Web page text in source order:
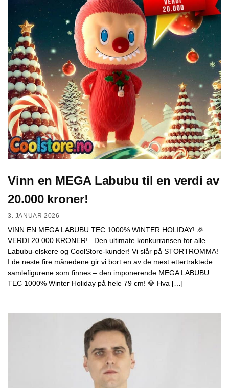
Vinn en MEGA Labubu til en verdi av
20.000 kroner!
3. JANUAR 2026
VINN EN MEGA LABUBU TEC 1000% WINTER HOLIDAY! 🎉
VERDI 20.000 KRONER! Den ultimate konkurransen for alle
Labubu-elskere og CoolStore-kunder! Vi slår på STORTROMMA!
I de neste fire månedene gir vi bort en av de mest ettertraktede
samlefigurene som finnes – den imponerende MEGA LABUBU
TEC 1000% Winter Holiday på hele 79 cm! 💎 Hva […]